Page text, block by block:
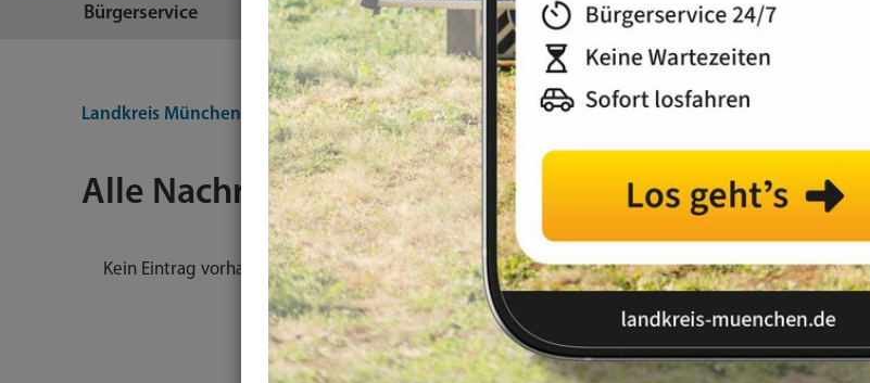
Bürgerservice Themen Landkreis
Landkreis München Nachrichten
Alle Nachrichten
Kein Eintrag vorhanden.